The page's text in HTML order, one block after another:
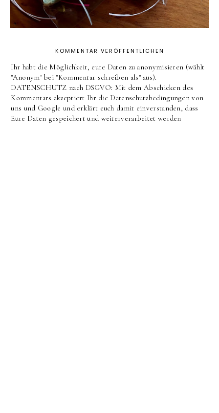
KOMMENTAR VERÖFFENTLICHEN
Ihr habt die Möglichkeit, eure Daten zu anonymisieren (wählt
"Anonym" bei "Kommentar schreiben als" aus).
DATENSCHUTZ nach DSGVO: Mit dem Abschicken des
Kommentars akzeptiert Ihr die Datenschutzbedingungen von
uns und Google und erklärt euch damit einverstanden, dass
Eure Daten gespeichert und weiterverarbeitet werden